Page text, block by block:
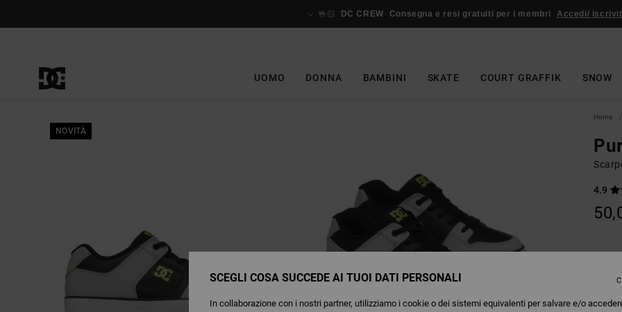
🤟🏻 DC CREW Consegna e resi gratuiti per i membri Accedi/
UOMO DONNA BAMBINI SKATE COURT GRAFFIK SNOW
NOVITÀ
Home
4.9
SCEGLI COSA SUCCEDE AI TUOI DATI PERSONALI
In collaborazione con i nostri partner, utilizziamo i cookie o dei sistemi equivalenti per salvare e/o